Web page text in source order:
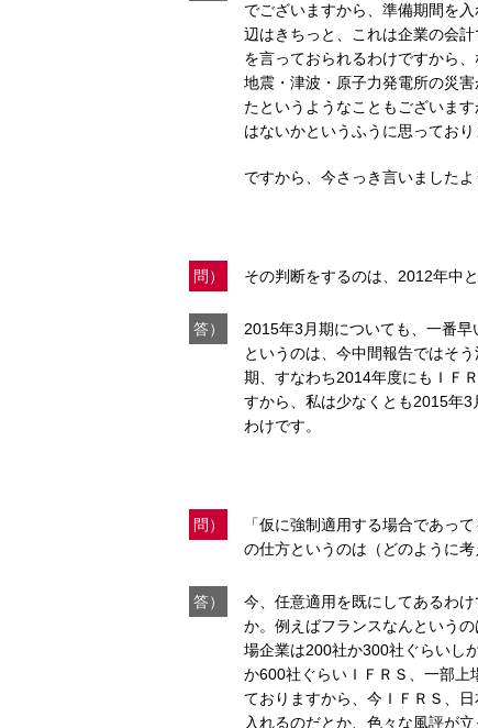
でございますから、準備期間を
辺はきちっと、これは企業の会
を言っておられるわけですから
地震・津波・原子力発電所の災
たというようなこともございま
はないかというふうに思っており
ですから、今さっき言いました
問） その判断をするのは、2012年中
答）
2015年3月期についても、一番
というのは、今中間報告ではそ
期、すなわち2014年度にもＩＦ
すから、私は少なくとも2015年
わけです。
問）
「仮に強制適用する場合であっ
の仕方というのは（どのように考
答）
今、任意適用を既にしてあるわ
か。例えばフランスなんという
場企業は200社か300社ぐらいし
か600社ぐらいＩＦＲＳ、一部上
ておりますから、今ＩＦＲＳ、
入れるのだとか、色々な風評が